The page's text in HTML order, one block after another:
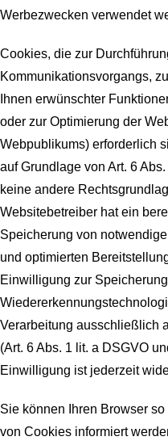
Werbezwecken verwendet
Cookies, die zur
Kommunikationsvorgangs,
Ihnen erwünschter
oder zur Optimierung der
Webpublikums) erforderlich
auf Grundlage von Art. 6
keine andere
Websitebetreiber hat ein
Speicherung von
und optimierten
Einwilligung zur
Verarbeitung ausschließlich
(Art. 6 Abs. 1 lit. a DSGVO
Einwilligung ist jederzeit
Sie können Ihren Browser
von Cookies informiert